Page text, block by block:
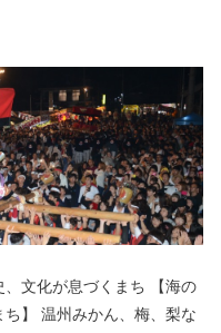
が息づくまち 【海の
】 温州みかん、梅、梨な